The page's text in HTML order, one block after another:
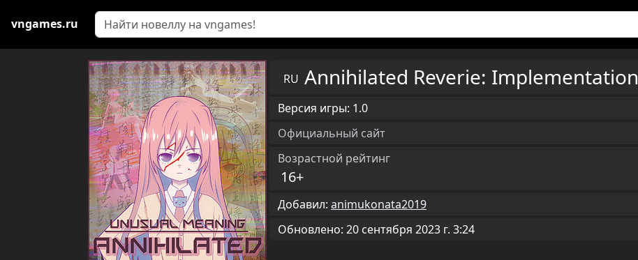
vngames.ru
RU Annihilated Reverie: Implementation
Версия игры: 1.0
Официальный сайт
Возрастной рейтинг
16+
Добавил: animukonata2019
Обновлено: 20 сентября 2023 г. 3:24